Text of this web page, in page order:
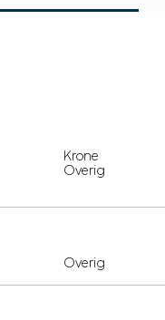
Krone
Overig
Overig